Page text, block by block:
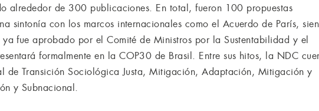
alrededor de 300 publicaciones. En total, fueron 100 propuestas
sintonía con los marcos internacionales como el Acuerdo de París,
fue aprobado por el Comité de Ministros por la Sustentabilidad y el
formalmente en la COP30 de Brasil. Entre sus hitos, la NDC
de Transición Sociológica Justa, Mitigación, Adaptación, Mitigación y
y Subnacional.